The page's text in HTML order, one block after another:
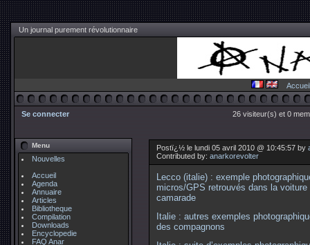
Un journal purement révolutionnaire
Accueil
Se connecter 26 visiteur(s) et 0
Menu
Nouvelles
Accueil
Agenda
Annuaire
Articles
Bibliotheque
Compilation
Downloads
Encyclopedie
FAQ Anar
Postï¿½ le lundi 05 avril 2010 @ 10:45:57 by
Contributed by: anarkorevolter
Lecco (italie) : exemple
micros/GPS retrouvés dans la voiture
camarade
Italie : autres exemples
des compagnons